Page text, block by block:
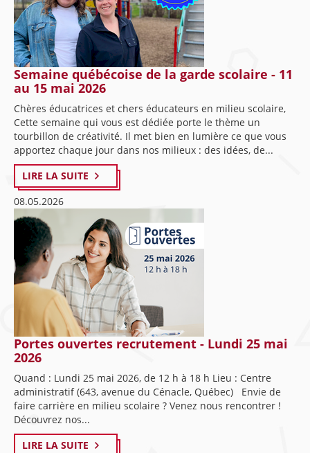
Semaine québécoise de la garde scolaire - 11
au 15 mai 2026
Chères éducatrices et chers éducateurs en milieu scolaire,
Cette semaine qui vous est dédiée porte le thème un
tourbillon de créativité. Il met bien en lumière ce que vous
apportez chaque jour dans nos milieux : des idées, de...
LIRE LA SUITE
08.05.2026
Portes ouvertes recrutement - Lundi 25 mai
2026
Quand : Lundi 25 mai 2026, de 12 h à 18 h Lieu : Centre
administratif (643, avenue du Cénacle, Québec) Envie de
faire carrière en milieu scolaire ? Venez nous rencontrer !
Découvrez nos...
LIRE LA SUITE